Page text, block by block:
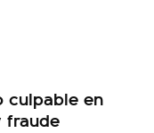
culpable en
fraude